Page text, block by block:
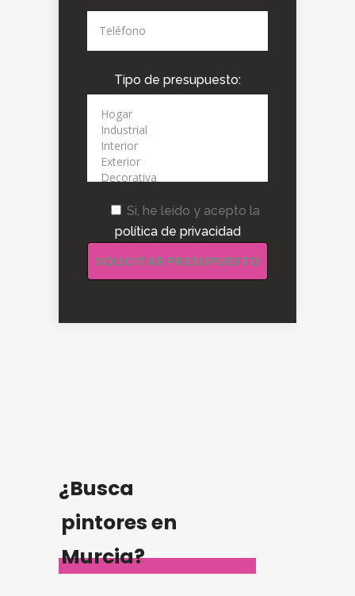
Tipo de presupuesto:
Si, he leído y acepto la
política de privacidad
¿Busca
pintores en
Murcia?